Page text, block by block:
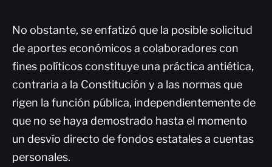
No obstante, se enfatizó que la posible solicitud
de aportes económicos a colaboradores con
fines políticos constituye una práctica antiética,
contraria a la Constitución y a las normas que
rigen la función pública, independientemente de
que no se haya demostrado hasta el momento
un desvío directo de fondos estatales a cuentas
personales.